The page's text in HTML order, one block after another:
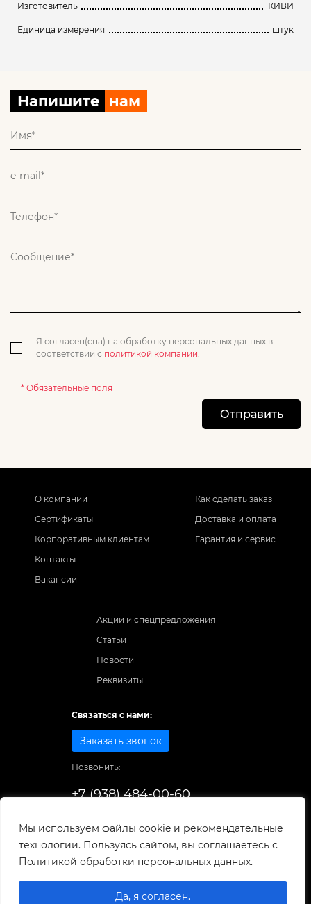
Мы используем файлы cookie и рекомендательные
технологии. Пользуясь сайтом, вы соглашаетесь с
Политикой обработки персональных данных.
Да, я согласен.
Изготовитель КИВИ
Единица измерения штук
Напишите нам
Я согласен(сна) на обработку персональных данных в
соответствии с политикой компании.
* Обязательные поля
Отправить
О компании
Сертификаты
Корпоративным клиентам
Контакты
Вакансии
Как сделать заказ
Доставка и оплата
Гарантия и сервис
Акции и спецпредложения
Статьи
Новости
Реквизиты
Связаться с нами:
Заказать звонок
Позвонить:
+7 (938) 484-00-60
© 1998-2025